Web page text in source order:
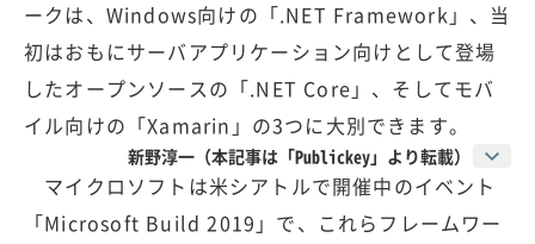
ークは、Windows向けの「.NET Framework」、当
初はおもにサーバアプリケーション向けとして登場
したオープンソースの「.NET Core」、そしてモバ
イル向けの「Xamarin」の3つに大別できます。
新野淳一（本記事は「Publickey」より転載）
マイクロソフトは米シアトルで開催中のイベント
「Microsoft Build 2019」で、これらフレームワー